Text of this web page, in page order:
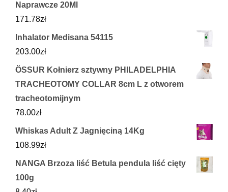
Naprawcze 20Ml
171.78zł
Inhalator Medisana 54115
203.00zł
ÖSSUR Kołnierz sztywny PHILADELPHIA
TRACHEOTOMY COLLAR 8cm L z otworem
tracheotomijnym
78.00zł
Whiskas Adult Z Jagnięciną 14Kg
108.99zł
NANGA Brzoza liść Betula pendula liść cięty
100g